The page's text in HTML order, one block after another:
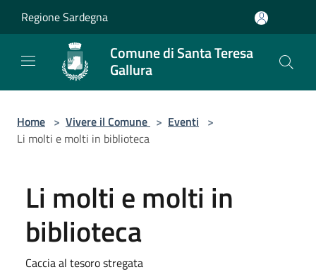
Regione Sardegna
Comune di Santa Teresa
Gallura
Home > Vivere il Comune > Eventi >
Li molti e molti in biblioteca
Li molti e molti in
biblioteca
Caccia al tesoro stregata